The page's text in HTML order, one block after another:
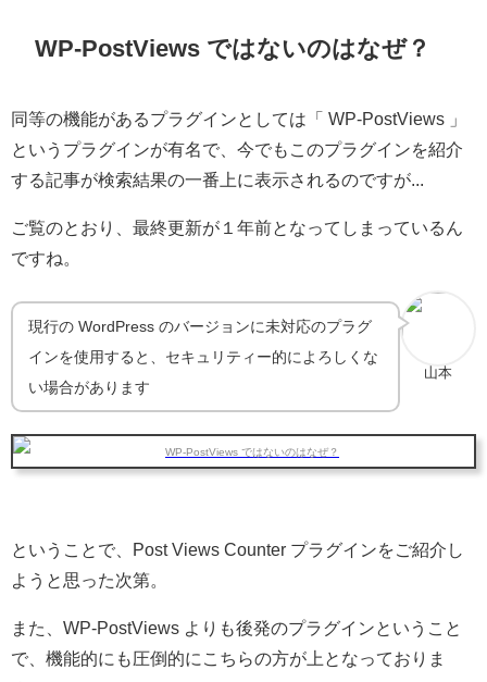
WP-PostViews ではないのはなぜ？
同等の機能があるプラグインとしては「 WP-PostViews 」
というプラグインが有名で、今でもこのプラグインを紹介
する記事が検索結果の一番上に表示されるのですが...
ご覧のとおり、最終更新が１年前となってしまっているん
ですね。
山本
現行の WordPress のバージョンに未対応のプラグ
インを使用すると、セキュリティー的によろしくな
い場合があります
ということで、Post Views Counter プラグインをご紹介し
ようと思った次第。
また、WP-PostViews よりも後発のプラグインということ
で、機能的にも圧倒的にこちらの方が上となっておりま